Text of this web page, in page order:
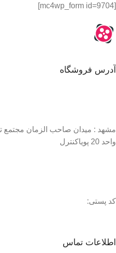
[mc4wp_form id=9704]
آدرس فروشگاه
مشهد : میدان صاحب الزمان مجتمع
واحد 20 پویاکنترل
کد پستی:
اطلاعات تماس